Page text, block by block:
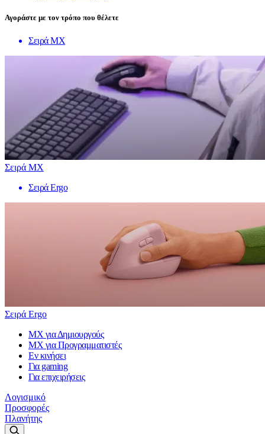
Αγοράστε με τον τρόπο που θέλετε
Σειρά MX
Σειρά MX
Σειρά Ergo
Σειρά Ergo
MX για Δημιουργούς
MX για Προγραμματιστές
Εν κινήσει
Για gaming
Για επιχειρήσεις
Λογισμικό
Προσφορές
Πλανήτης